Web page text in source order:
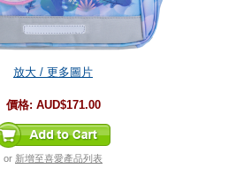
放大 / 更多圖片
價格: AUD$171.00
or 新增至喜愛產品列表